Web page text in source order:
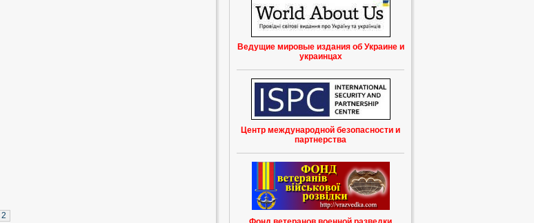
2
Ведущие мировые издания об Украине и
украинцах
Центр международной безопасности и
партнерства